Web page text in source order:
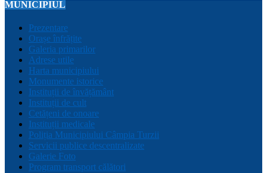
MUNICIPIUL
Prezentare
Orașe înfrățite
Galeria primarilor
Adrese utile
Harta municipiului
Monumente istorice
Instituții de învățământ
Instituții de cult
Cetățeni de onoare
Instituții medicale
Poliția Municipiului Câmpia Turzii
Servicii publice descentralizate
Galerie Foto
Program transport călători